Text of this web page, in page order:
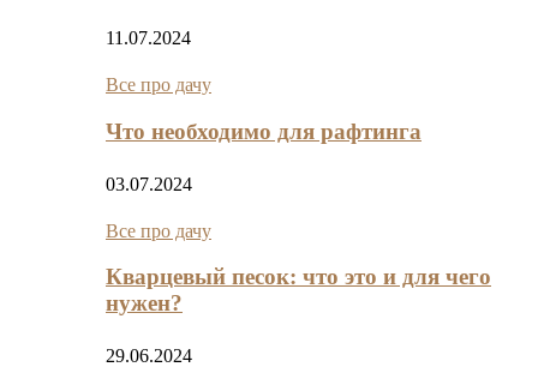
11.07.2024
Все про дачу
Что необходимо для рафтинга
03.07.2024
Все про дачу
Кварцевый песок: что это и для чего
нужен?
29.06.2024